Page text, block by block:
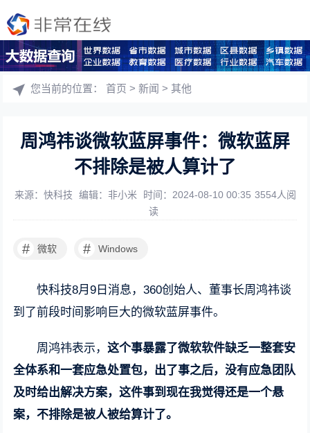
您当前的位置：首页 >新闻 >其他
周鸿祎谈微软蓝屏事件：微软蓝屏
不排除是被人算计了
来源：快科技 编辑：非小米 时间：2024-08-10 00:35 3554人阅
读
# 微软 # Windows
快科技8月9日消息，360创始人、董事长周鸿祎谈
到了前段时间影响巨大的微软蓝屏事件。
周鸿祎表示，这个事暴露了微软软件缺乏一整套安
全体系和一套应急处置包，出了事之后，没有应急团队
及时给出解决方案，这件事到现在我觉得还是一个悬
案，不排除是被人被给算计了。